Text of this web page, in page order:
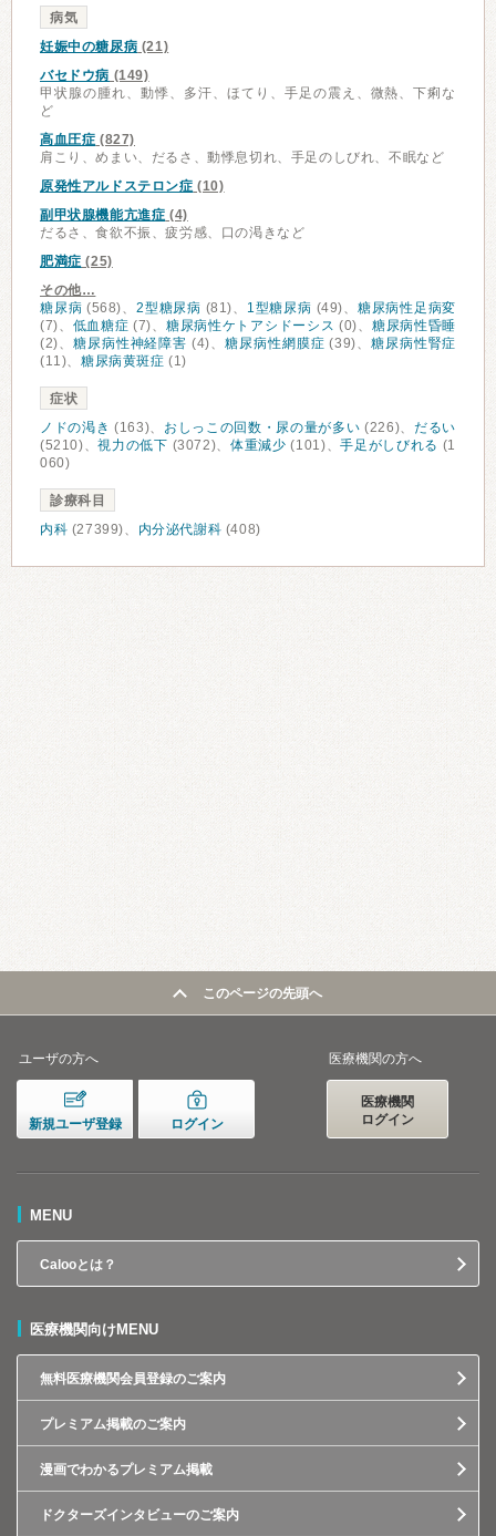
病気
妊娠中の糖尿病 (21)
バセドウ病 (149)
甲状腺の腫れ、動悸、多汗、ほてり、手足の震え、微熱、下痢な
ど
高血圧症 (827)
肩こり、めまい、だるさ、動悸息切れ、手足のしびれ、不眠など
原発性アルドステロン症 (10)
副甲状腺機能亢進症 (4)
だるさ、食欲不振、疲労感、口の渇きなど
肥満症 (25)
その他…
糖尿病 (568)、 2型糖尿病 (81)、 1型糖尿病 (49)、 糖尿病性足病変
(7)、 低血糖症 (7)、 糖尿病性ケトアシドーシス (0)、 糖尿病性昏睡
(2)、 糖尿病性神経障害 (4)、糖尿病性網膜症 (39)、 糖尿病性腎症
(11)、 糖尿病黄斑症 (1)
症状
ノドの渇き (163)、 おしっこの回数・尿の量が多い (226)、だるい
(5210)、視力の低下 (3072)、 体重減少 (101)、手足がしびれる (1
060)
診療科目
内科 (27399)、 内分泌代謝科 (408)
このページの先頭へ
ユーザの方へ
新規ユーザ登録 ログイン
医療機関の方へ
医療機関
ログイン
MENU
Calooとは？
医療機関向けMENU
無料医療機関会員登録のご案内
プレミアム掲載のご案内
漫画でわかるプレミアム掲載
ドクターズインタビューのご案内